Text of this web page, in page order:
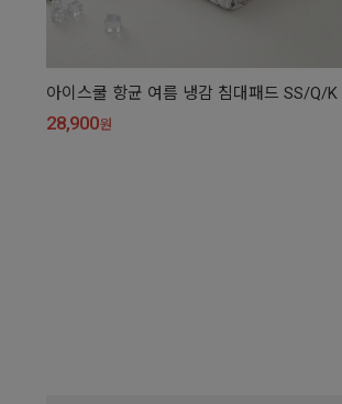
아이스쿨 항균 여름 냉감 침대패드 SS/Q/K
28,900원